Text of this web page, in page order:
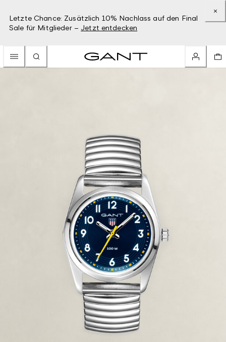
Letzte Chance: Zusätzlich 10% Nachlass auf den Final
Sale für Mitglieder – Jetzt entdecken